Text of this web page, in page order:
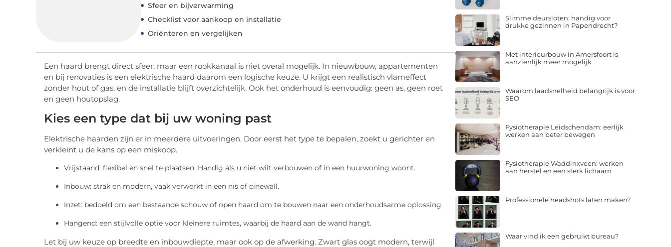
Sfeer en bijverwarming
Checklist voor aankoop en installatie
Oriënteren en vergelijken
Een haard brengt direct sfeer, maar een rookkanaal is niet overal mogelijk. In nieuwbouw, appartementen
en bij renovaties is een elektrische haard daarom een logische keuze. U krijgt een realistisch vlameffect
zonder hout of gas, en de installatie blijft overzichtelijk. Ook het onderhoud is eenvoudig: geen as, geen roet
en geen houtopslag.
Kies een type dat bij uw woning past
Elektrische haarden zijn er in meerdere uitvoeringen. Door eerst het type te bepalen, zoekt u gerichter en
verkleint u de kans op een miskoop.
Vrijstaand: flexibel en snel te plaatsen. Handig als u niet wilt verbouwen of in een huurwoning woont.
Inbouw: strak en modern, vaak verwerkt in een nis of cinewall.
Inzet: bedoeld om een bestaande schouw of open haard om te bouwen naar een onderhoudsarme oplossing.
Hangend: een stijlvolle optie voor kleinere ruimtes, waarbij de haard aan de wand hangt.
Let bij uw keuze op breedte en inbouwdiepte, maar ook op de afwerking. Zwart glas oogt modern, terwijl
Slimme deursloten: handig voor
drukke gezinnen in Papendrecht?
Met interieurbouw in Amersfoort is
aanzienlijk meer mogelijk
Waarom laadsnelheid belangrijk is voor
SEO
Fysiotherapie Leidschendam: eerlijk
werken aan beter bewegen
Fysiotherapie Waddinxveen: werken
aan herstel en een sterk lichaam
Professionele headshots laten maken?
Waar vind ik een gebruikt bureau?